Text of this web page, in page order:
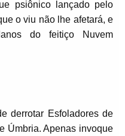
psiônico lançado pelo
o viu não lhe afetará, e
do feitiço Nuvem
derrotar Esfoladores de
Úmbria. Apenas invoque